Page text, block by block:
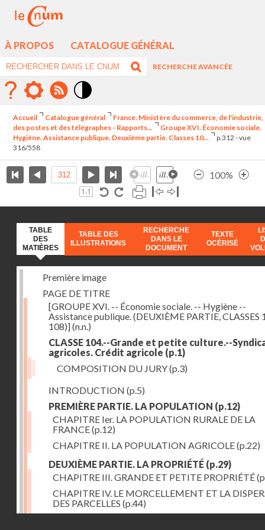
À PROPOS CATALOGUE GÉNÉRAL
RECHERCHE AVANCÉE
élévé
Accueil Catalogue général
France. Ministère du commerce, de l'industrie,
des postes et des télégraphes - Rapports...
Groupe XVI. Économie sociale.
Hygiène. Assistance publique. Deuxième partie. Classes 10...
p.312 - vue
316/558
100%
TABLE
DES
MATIÈRES
TABLE DES
ILLUSTRATIONS
RECHERCHE
DANS LE
DOCUMENT
TEXTE
OCÉRISÉ
Première image
PAGE DE TITRE
[GROUPE XVI. -- Économie sociale. -- Hygiène --
Assistance publique. (DEUXIÈME PARTIE, CLASSES
108)](n.n.)
CLASSE 104.--Grande et petite culture.--
agricoles. Crédit agricole (p.1)
COMPOSITION DU JURY(p.3)
INTRODUCTION (p.5)
PREMIÈRE PARTIE. LA POPULATION (p.12)
CHAPITRE Ier. LA POPULATION RURALE DE LA
FRANCE(p.12)
CHAPITRE II. LA POPULATION AGRICOLE(p.22)
DEUXIÈME PARTIE. LA PROPRIÉTÉ (p.29)
CHAPITRE III. GRANDE ET PETITE PROPRIÉTÉ
CHAPITRE IV. LE MORCELLEMENT ET LA
DES PARCELLES (p.44)